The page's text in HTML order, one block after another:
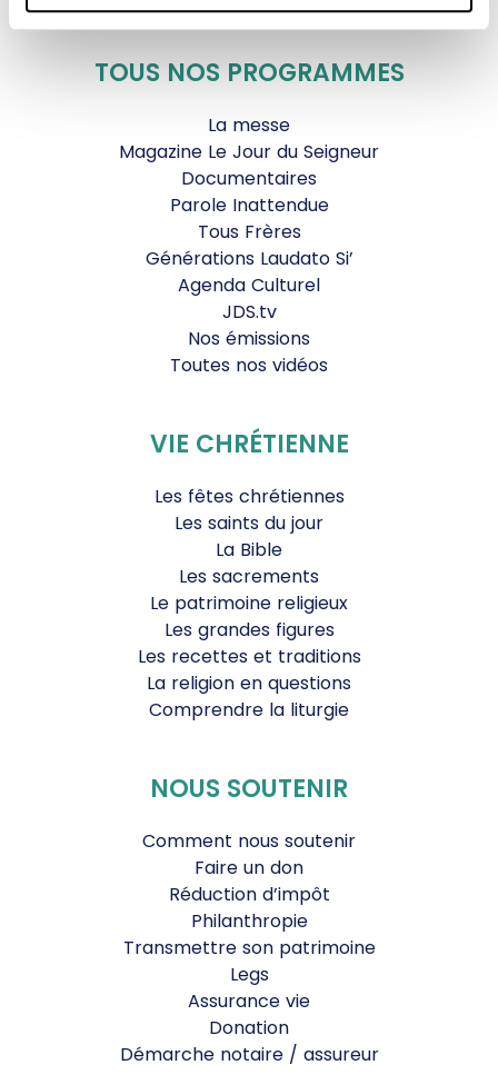
TOUS NOS PROGRAMMES
La messe
Magazine Le Jour du Seigneur
Documentaires
Parole Inattendue
Tous Frères
Générations Laudato Si’
Agenda Culturel
JDS.tv
Nos émissions
Toutes nos vidéos
VIE CHRÉTIENNE
Les fêtes chrétiennes
Les saints du jour
La Bible
Les sacrements
Le patrimoine religieux
Les grandes figures
Les recettes et traditions
La religion en questions
Comprendre la liturgie
NOUS SOUTENIR
Comment nous soutenir
Faire un don
Réduction d’impôt
Philanthropie
Transmettre son patrimoine
Legs
Assurance vie
Donation
Démarche notaire / assureur